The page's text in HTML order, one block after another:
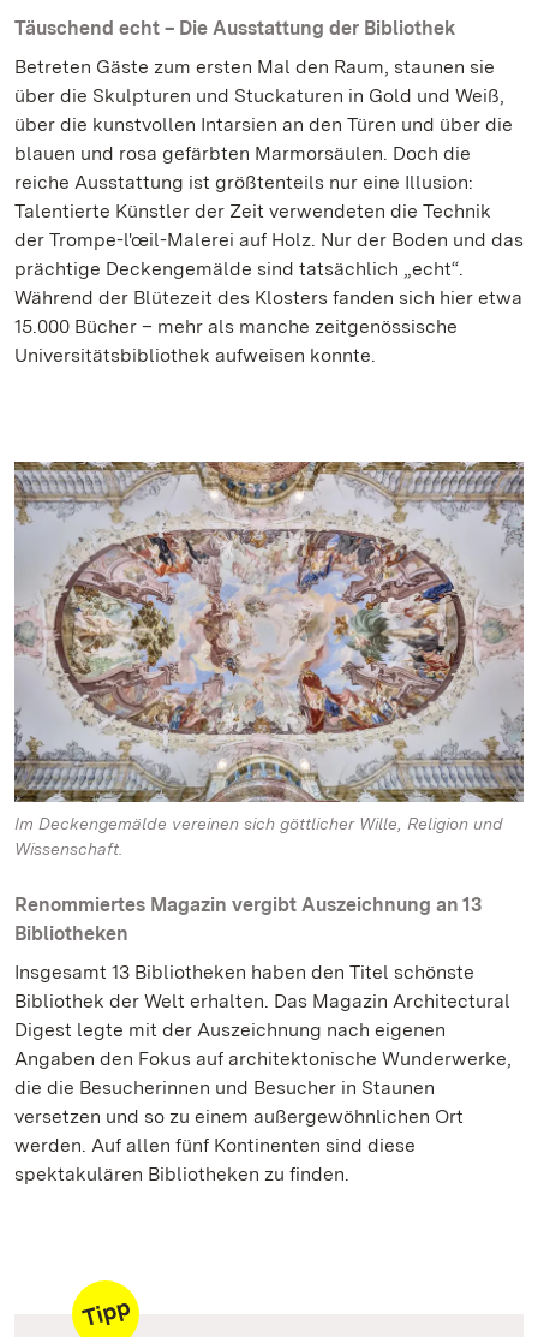
Täuschend echt – Die Ausstattung der Bibliothek
Betreten Gäste zum ersten Mal den Raum, staunen sie
über die Skulpturen und Stuckaturen in Gold und Weiß,
über die kunstvollen Intarsien an den Türen und über die
blauen und rosa gefärbten Marmorsäulen. Doch die
reiche Ausstattung ist größtenteils nur eine Illusion:
Talentierte Künstler der Zeit verwendeten die Technik
der Trompe-l'œil-Malerei auf Holz. Nur der Boden und das
prächtige Deckengemälde sind tatsächlich „echt“.
Während der Blütezeit des Klosters fanden sich hier etwa
15.000 Bücher – mehr als manche zeitgenössische
Universitätsbibliothek aufweisen konnte.
Im Deckengemälde vereinen sich göttlicher Wille, Religion und
Wissenschaft.
Renommiertes Magazin vergibt Auszeichnung an 13
Bibliotheken
Insgesamt 13 Bibliotheken haben den Titel schönste
Bibliothek der Welt erhalten. Das Magazin Architectural
Digest legte mit der Auszeichnung nach eigenen
Angaben den Fokus auf architektonische Wunderwerke,
die die Besucherinnen und Besucher in Staunen
versetzen und so zu einem außergewöhnlichen Ort
werden. Auf allen fünf Kontinenten sind diese
spektakulären Bibliotheken zu finden.